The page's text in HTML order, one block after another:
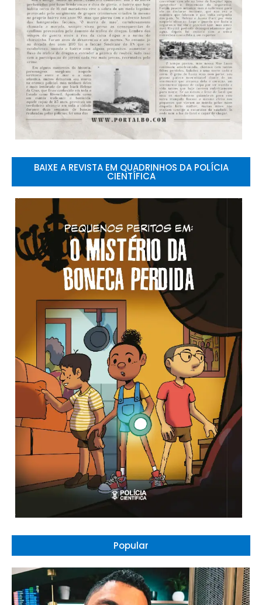
BAIXE A REVISTA EM QUADRINHOS DA POLÍCIA
CIENTÍFICA
Popular